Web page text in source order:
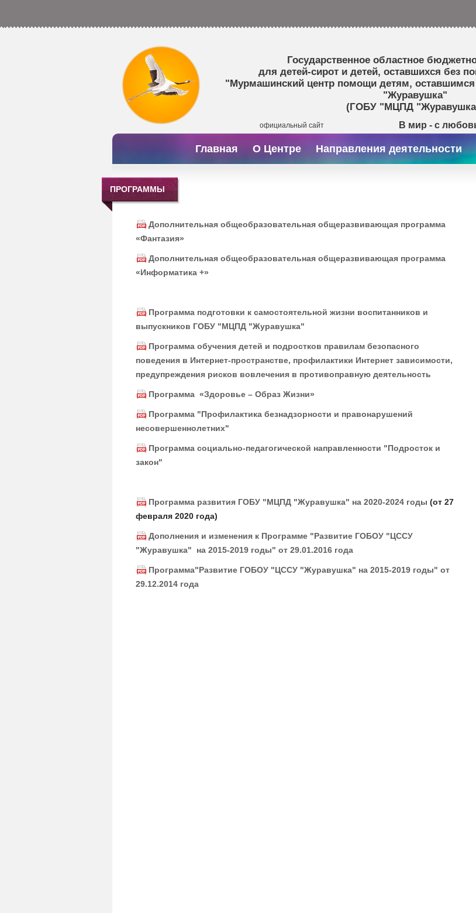
Государственное областное
для детей-сирот и детей, оставшихся без
"Мурмашинский центр помощи детям, оставшимся
"Журавушка"
(ГОБУ "МЦПД
официальный сайт В мир - с
Главная О Центре Направления деятельности
ПРОГРАММЫ
Дополнительная общеобразовательная общеразвивающая программа
«Фантазия»
Дополнительная общеобразовательная общеразвивающая программа
«Информатика +»
Программа подготовки к самостоятельной жизни воспитанников и
выпускников ГОБУ "МЦПД "Журавушка"
Программа обучения детей и подростков правилам безопасного
поведения в Интернет-пространстве, профилактики Интернет зависимости,
предупреждения рисков вовлечения в противоправную деятельность
Программа «Здоровье – Образ Жизни»
Программа "Профилактика безнадзорности и правонарушений
несовершеннолетних"
Программа социально-педагогической направленности "Подросток и
закон"
Программа развития ГОБУ "МЦПД "Журавушка" на 2020-2024 годы (от 27
февраля 2020 года)
Дополнения и изменения к Программе "Развитие ГОБОУ "ЦССУ
"Журавушка" на 2015-2019 годы" от 29.01.2016 года
Программа"Развитие ГОБОУ "ЦССУ "Журавушка" на 2015-2019 годы" от
29.12.2014 года